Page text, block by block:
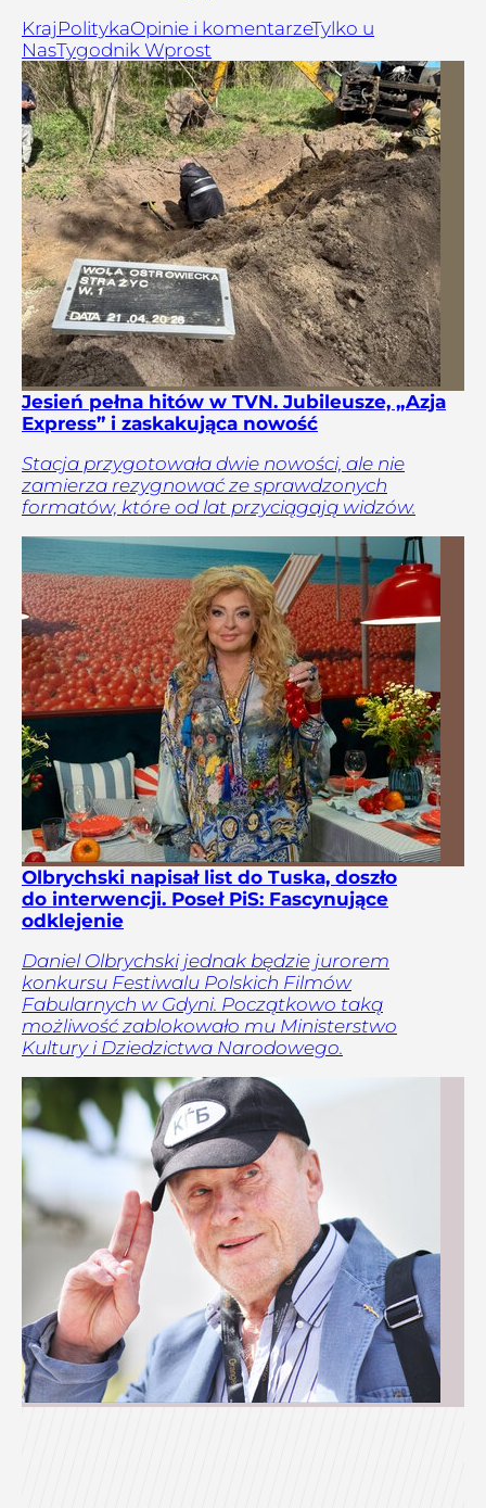
Kraj PolitykaOpinie i komentarzeTylko u
NasTygodnik Wprost
Jesień pełna hitów w TVN. Jubileusze, „Azja
Express” i zaskakująca nowość
Stacja przygotowała dwie nowości, ale nie
zamierza rezygnować ze sprawdzonych
formatów, które od lat przyciągają widzów.
Olbrychski napisał list do Tuska, doszło
do interwencji. Poseł PiS: Fascynujące
odklejenie
Daniel Olbrychski jednak będzie jurorem
konkursu Festiwalu Polskich Filmów
Fabularnych w Gdyni. Początkowo taką
możliwość zablokowało mu Ministerstwo
Kultury i Dziedzictwa Narodowego.